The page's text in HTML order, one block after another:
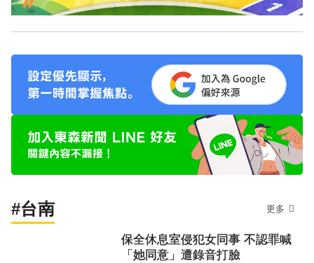
#台南 更多
保全休息室侵犯女同事 不認罪喊
「她同意」遭錄音打臉